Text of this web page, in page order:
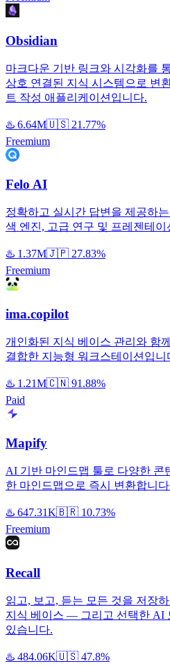
Obsidian
마크다운 기반 링크와 시각화를
상호 연결된 지식 시스템으로 변
트 작성 애플리케이션입니다.
♨️ 6.64M🇺🇸 21.77%
Freemium
Felo AI
정확하고 실시간 답변을 제공하
색 엔진, 고급 연구 및 프레젠테이
♨️ 1.37M🇯🇵 27.83%
Freemium
ima.copilot
개인화된 지식 베이스 관리와 함
결합한 지능형 워크스테이션입니
♨️ 1.21M🇨🇳 91.88%
Paid
Mapify
AI 기반 마인드맵 툴로 다양한 콘
한 마인드맵으로 즉시 변환합니
♨️ 647.31K🇧🇷 10.73%
Freemium
Recall
읽고, 보고, 듣는 모든 것을 저장
지식 베이스 — 그리고 선택한 AI
있습니다.
♨️ 484.06K🇺🇸 47.8%